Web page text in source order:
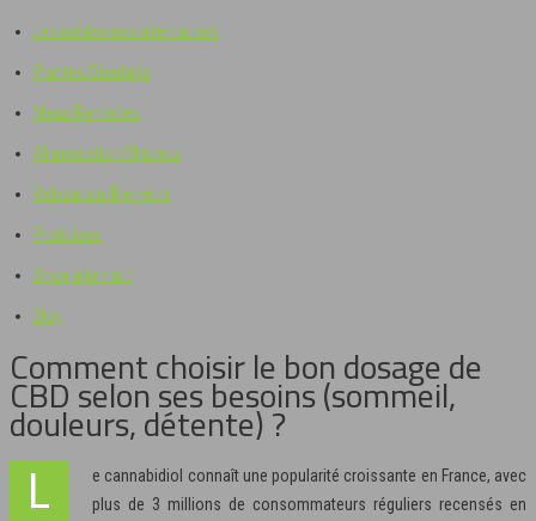
Les médecines alternatives
Plantes/Bienfaits
Maux/Remèdes
Alimentation/Minceur
Relaxation/Bien-être
Praticiens
Shop alternatif
Blog
Comment choisir le bon dosage de
CBD selon ses besoins (sommeil,
douleurs, détente) ?
Le cannabidiol connaît une popularité croissante en France, avec
plus de 3 millions de consommateurs réguliers recensés en